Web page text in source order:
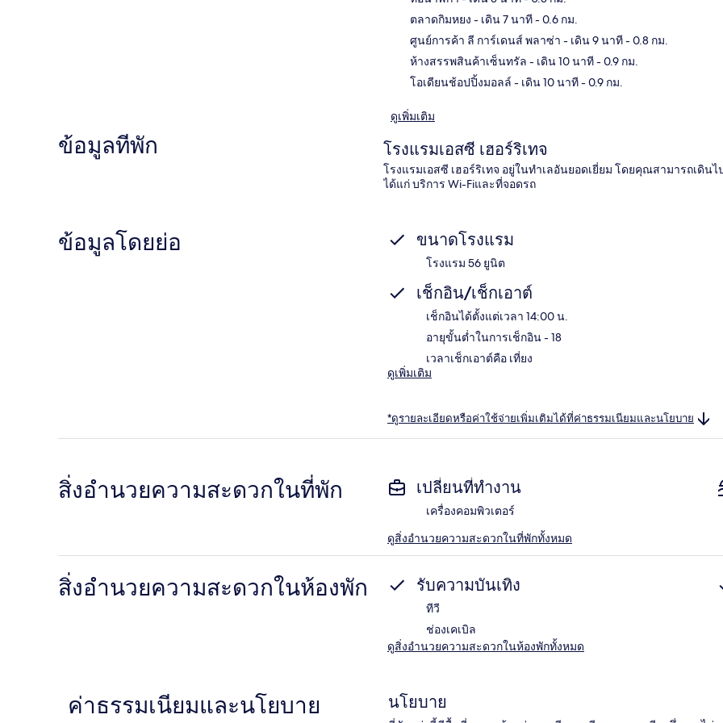
ตลาดกิมหยง - เดิน 7 นาที- 0.6 กม.
ศูนย์การค้า ลี การ์เดนส์ พลาซ่า - เดิน 9 นาที- 0.8 กม.
ห้างสรรพสินค้าเซ็นทรัล - เดิน 10 นาที- 0.9 กม.
โอเดียนช้อปปิ้งมอลล์ - เดิน 10 นาที- 0.9 กม.
ดูเพิ่มเติม
ข้อมูลที่พัก โรงแรมเอสซี เฮอร์ริเทจ
โรงแรมเอสซี เฮอร์ริเทจ อยู่ในทำเลอันยอดเยี่ยม โดยคุณสามารถเดิน
ได้แก่ บริการ Wi-Fiและที่จอดรถ
ข้อมูลโดยย่อ ขนาดโรงแรม
โรงแรม 56 ยูนิต
เช็กอิน/เช็กเอาต์
เช็กอินได้ตั้งแต่เวลา 14:00 น.
อายุขั้นต่ำในการเช็กอิน - 18
เวลาเช็กเอาต์คือ เที่ยง
ดูเพิ่มเติม
*ดูรายละเอียดหรือค่าใช้จ่ายเพิ่มเติมได้ที่ค่าธรรมเนียมและนโยบาย
สิ่งอำนวยความสะดวกในที่พัก เปลี่ยนที่ทำงาน
เครื่องคอมพิวเตอร์
ดูสิ่งอำนวยความสะดวกในที่พักทั้งหมด
สิ่งอำนวยความสะดวกในห้องพัก รับความบันเทิง
ทีวี
ช่องเคเบิล
ดูสิ่งอำนวยความสะดวกในห้องพักทั้งหมด
ค่าธรรมเนียมและนโยบาย นโยบาย